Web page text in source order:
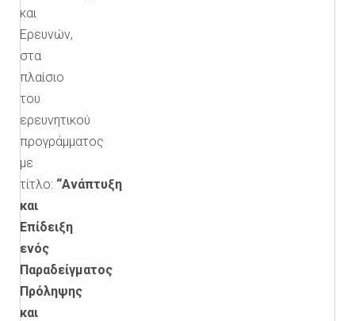
και
Ερευνών,
στα
πλαίσιο
του
ερευνητικού
προγράμματος
με
τίτλο: “Ανάπτυξη
και
Επίδειξη
ενός
Παραδείγματος
Πρόληψης
και